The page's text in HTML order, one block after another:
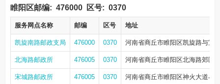
睢阳区邮编: 476000 区号: 0370
服务网点名称 邮编 区号 地址
凯旋南路邮政支局 476000 0370 河南省商丘市睢阳区凯旋路与宜
北海路邮政所 476005 0370 河南省商丘市睢阳区北海路郊区
宋城路邮政所 476005 0370 河南省商丘市睢阳区神火大道与